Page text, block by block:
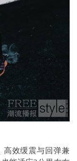
效缓震与回弹兼